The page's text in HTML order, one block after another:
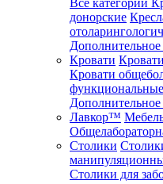
Все категории
донорские
Кровати
Кровати
функциональные
Лавкор™
Столики
Столики для